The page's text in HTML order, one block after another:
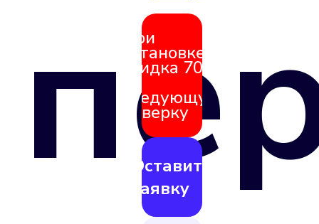
При
установке
скидка 70%
следующую
поверку
Оставить
заявку